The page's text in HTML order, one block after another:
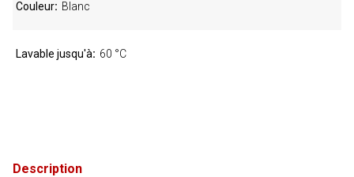
Description
Couleur Blanc
Lavable jusqu'à 60 °C